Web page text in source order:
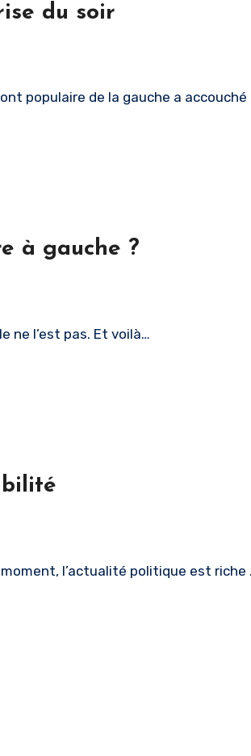
du soir
populaire de la gauche a accouché
à gauche ?
ne l’est pas. Et voilà…
l’actualité politique est riche